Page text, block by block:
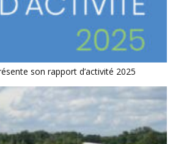
son rapport d’activité 2025